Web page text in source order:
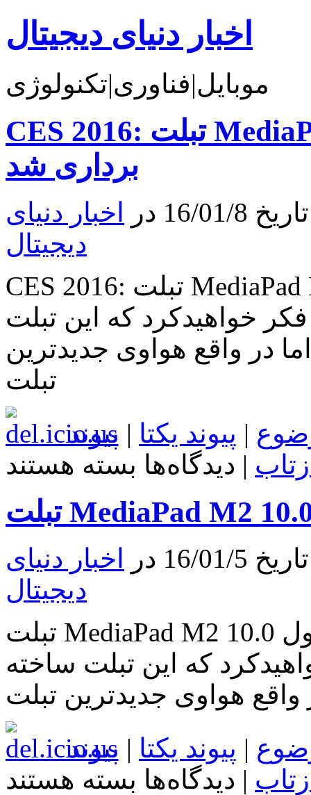
اخبار دنیای دیجیتال
موبایل|فناوری|تکنولوژی
CES 2016: تبلت MediaPad M2 10.0 هواوی پرده
برداری شد
8 در
اخبار دنیای
دیجیتال
CES 2016: تبلت MediaPad M2 10.0 هواوی پرده برداری شد
فکر خواهید‌کرد که این تبلت
واقع هواوی جدیدترین
تبلت
| پیوند یکتا | پیوند
| دیدگاه‌هابرای
CES
MediaPad
M2
10.0
پرده
برداری
بسته هستند
5 در
اخبار دنیای
دیجیتال
تبلت MediaPad M2 10.0 هواوی پرده برداری شد در نگاه اول
که این تبلت ساخته
هواوی جدیدترین تبلت
| پیوند یکتا | پیوند
| دیدگاه‌هابرای
تبلت
بسته هستند